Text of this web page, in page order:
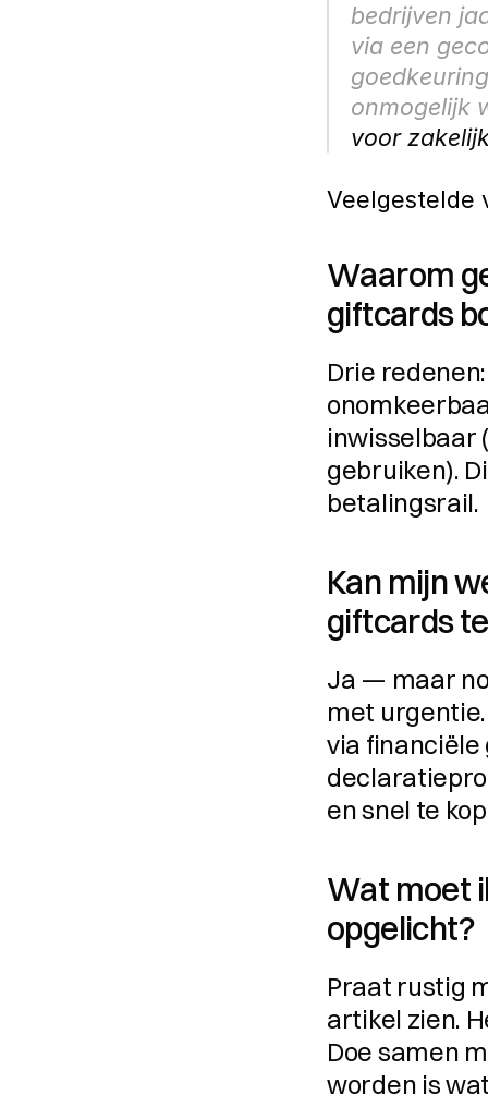
bedrijven
via een
onmogelijk
voor
Veelgestelde
Waarom
giftcards
Drie
inwisselbaar
gebruiken).
betalingsrail.
Kan mijn
giftcards
Ja — maar
met
via financiële
en snel te
Wat moet
opgelicht?
Praat rustig
artikel zien.
Doe samen
worden is